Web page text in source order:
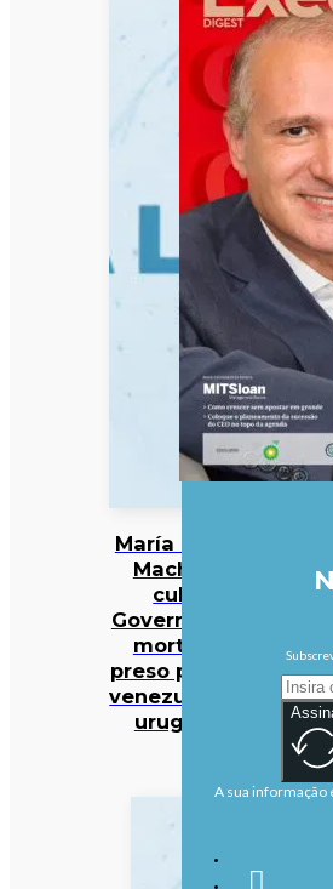
María Corina
Machado
culpa
Governo pela
morte de
preso político
venezuelano-
uruguaio
A sua informação